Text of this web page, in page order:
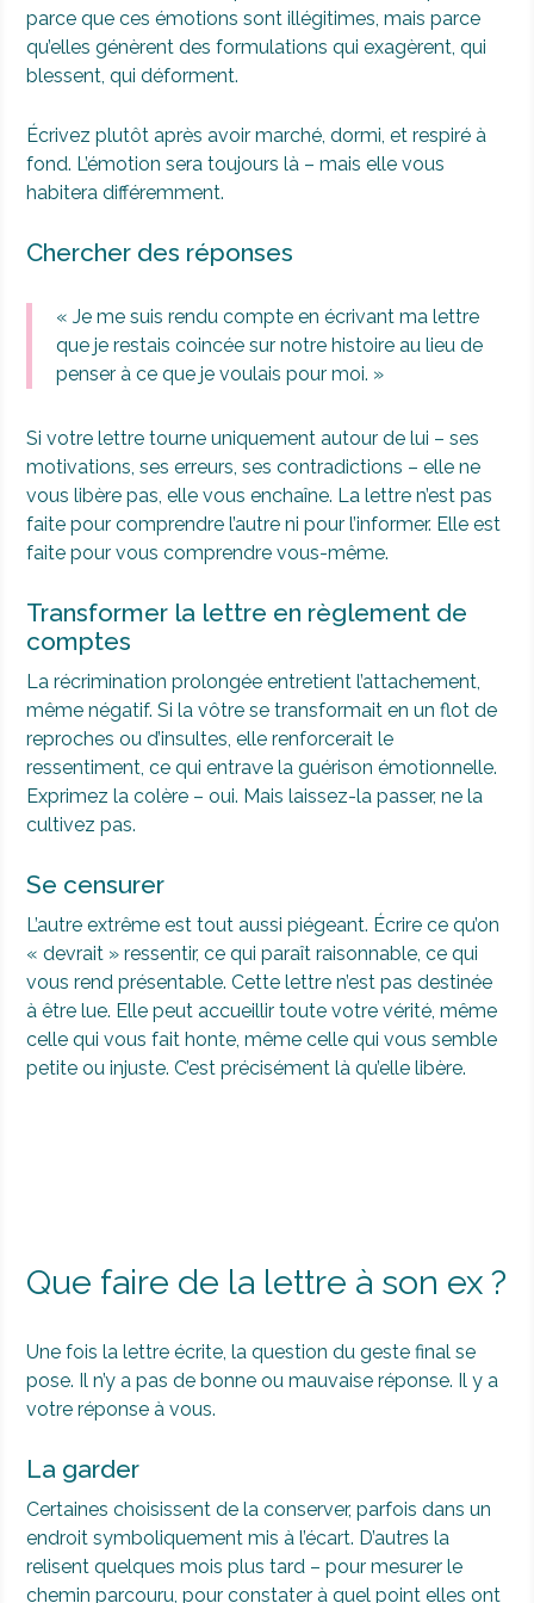
parce que ces émotions sont illégitimes, mais parce
qu’elles génèrent des formulations qui exagèrent, qui
blessent, qui déforment.
Écrivez plutôt après avoir marché, dormi, et respiré à
fond. L’émotion sera toujours là – mais elle vous
habitera différemment.
Chercher des réponses
« Je me suis rendu compte en écrivant ma lettre
que je restais coincée sur notre histoire au lieu de
penser à ce que je voulais pour moi. »
Si votre lettre tourne uniquement autour de lui – ses
motivations, ses erreurs, ses contradictions – elle ne
vous libère pas, elle vous enchaîne. La lettre n’est pas
faite pour comprendre l’autre ni pour l’informer. Elle est
faite pour vous comprendre vous-même.
Transformer la lettre en règlement de
comptes
La récrimination prolongée entretient l’attachement,
même négatif. Si la vôtre se transformait en un flot de
reproches ou d’insultes, elle renforcerait le
ressentiment, ce qui entrave la guérison émotionnelle.
Exprimez la colère – oui. Mais laissez-la passer, ne la
cultivez pas.
Se censurer
L’autre extrême est tout aussi piégeant. Écrire ce qu’on
« devrait » ressentir, ce qui paraît raisonnable, ce qui
vous rend présentable. Cette lettre n’est pas destinée
à être lue. Elle peut accueillir toute votre vérité, même
celle qui vous fait honte, même celle qui vous semble
petite ou injuste. C’est précisément là qu’elle libère.
Que faire de la lettre à son ex ?
Une fois la lettre écrite, la question du geste final se
pose. Il n’y a pas de bonne ou mauvaise réponse. Il y a
votre réponse à vous.
La garder
Certaines choisissent de la conserver, parfois dans un
endroit symboliquement mis à l’écart. D’autres la
relisent quelques mois plus tard – pour mesurer le
chemin parcouru, pour constater à quel point elles ont